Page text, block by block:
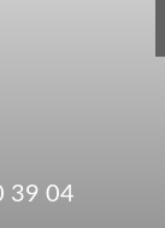
39 04